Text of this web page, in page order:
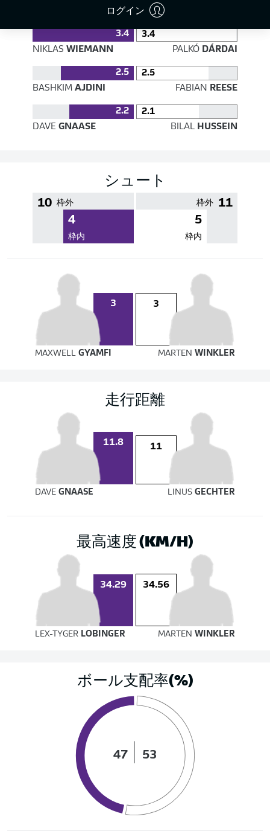
ログイン
PASS EFFICIENCY
3.4
3.4
NIKLAS WIEMANN PALKÓDÁRDAI
2.5
2.5
BASHKIM AJDINI FABIAN REESE
2.2
2.1
DAVE GNAASE BILALHUSSEIN
シュート
10 枠外
4
枠内
11
枠外
5
枠内
3 3
MAXWELL GYAMFI MARTENWINKLER
走行距離
11.8 11
DAVE GNAASE LINUSGECHTER
最高速度 (KM/H)
34.29 34.56
LEX-TYGER LOBINGER MARTENWINKLER
ボール支配率(%)
47 53